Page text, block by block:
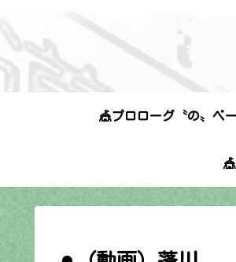
🎪プロローグ〝の〟ベ